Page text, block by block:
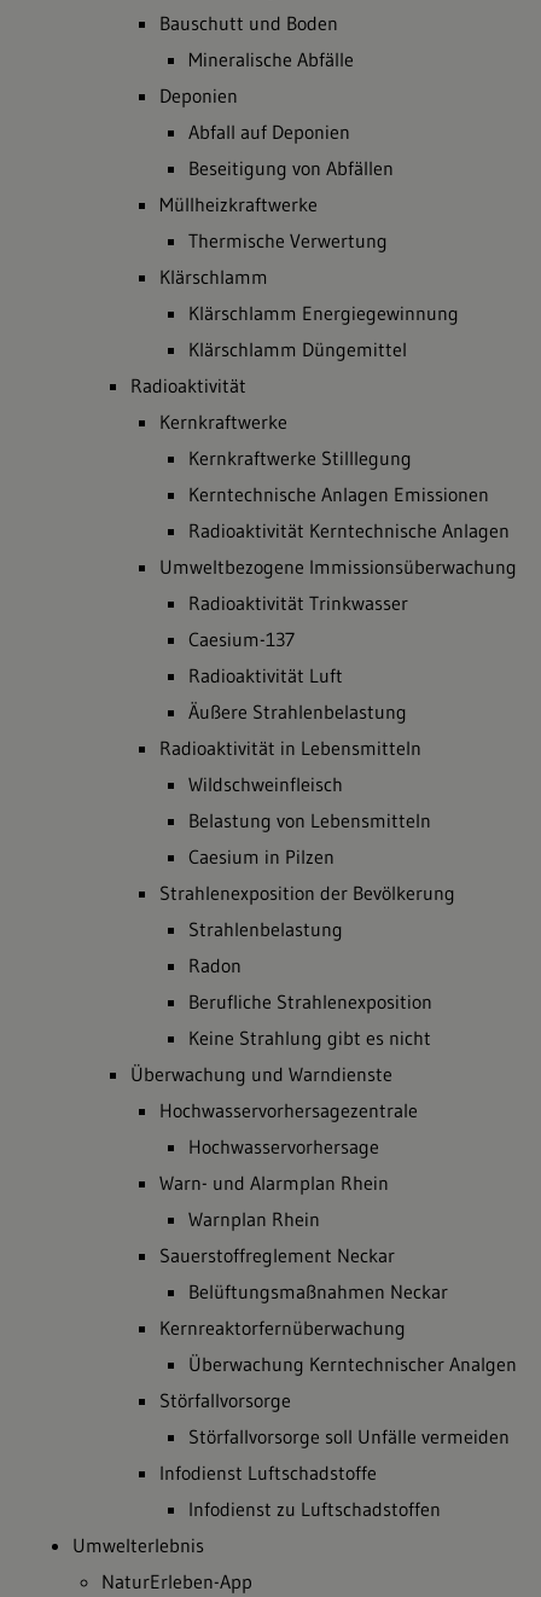
Bauschutt und Boden
Mineralische Abfälle
Deponien
Abfall auf Deponien
Beseitigung von Abfällen
Müllheizkraftwerke
Thermische Verwertung
Klärschlamm
Klärschlamm Energiegewinnung
Klärschlamm Düngemittel
Radioaktivität
Kernkraftwerke
Kernkraftwerke Stilllegung
Kerntechnische Anlagen Emissionen
Radioaktivität Kerntechnische Anlagen
Umweltbezogene Immissionsüberwachung
Radioaktivität Trinkwasser
Caesium-137
Radioaktivität Luft
Äußere Strahlenbelastung
Radioaktivität in Lebensmitteln
Wildschweinfleisch
Belastung von Lebensmitteln
Caesium in Pilzen
Strahlenexposition der Bevölkerung
Strahlenbelastung
Radon
Berufliche Strahlenexposition
Keine Strahlung gibt es nicht
Überwachung und Warndienste
Hochwasservorhersagezentrale
Hochwasservorhersage
Warn- und Alarmplan Rhein
Warnplan Rhein
Sauerstoffreglement Neckar
Belüftungsmaßnahmen Neckar
Kernreaktorfernüberwachung
Überwachung Kerntechnischer Analgen
Störfallvorsorge
Störfallvorsorge soll Unfälle vermeiden
Infodienst Luftschadstoffe
Infodienst zu Luftschadstoffen
Umwelterlebnis
NaturErleben-App